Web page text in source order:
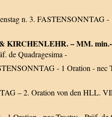
n. 3. FASTENSONNTAG -
KIRCHENLEHR. – MM.
de Quadragesima -
- 1 Oration - nec
– 2. Oration von den HLL.